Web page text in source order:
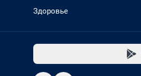
Здоровье